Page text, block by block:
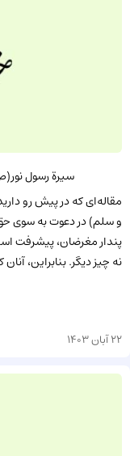
سیرة رسول
مقاله‌ای که در پیش رو
و سلم) در دعوت به سوی
پندار مغرضان، پیشرفت
نه چیز دیگر. بنابراین،
22 آبان 1403